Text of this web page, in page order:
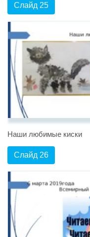
Слайд 25
Наши любимые киски
Слайд 26